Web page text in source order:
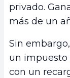
privado.
más de un
Sin
un impuesto
con un